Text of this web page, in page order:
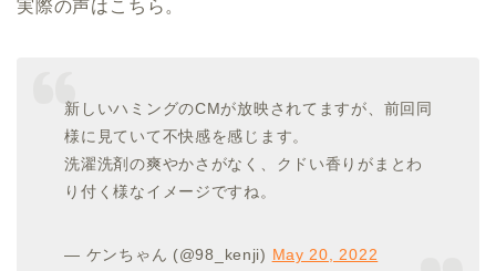
実際の声はこちら。
新しいハミングのCMが放映されてますが、前回同
様に見ていて不快感を感じます。
洗濯洗剤の爽やかさがなく、クドい香りがまとわ
り付く様なイメージですね。
— ケンちゃん (@98_kenji) May 20, 2022